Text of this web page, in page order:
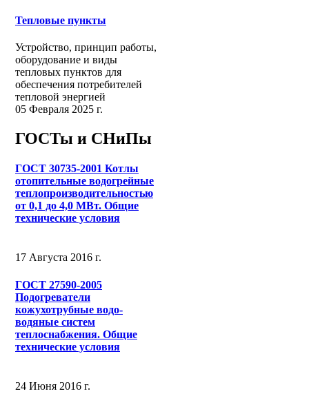
Тепловые пункты
Устройство, принцип работы,
оборудование и виды
тепловых пунктов для
обеспечения потребителей
тепловой энергией
05 Февраля 2025 г.
ГОСТы и СНиПы
ГОСТ 30735-2001 Котлы
отопительные водогрейные
теплопроизводительностью
от 0,1 до 4,0 МВт. Общие
технические условия
17 Августа 2016 г.
ГОСТ 27590-2005
Подогреватели
кожухотрубные водо-
водяные систем
теплоснабжения. Общие
технические условия
24 Июня 2016 г.